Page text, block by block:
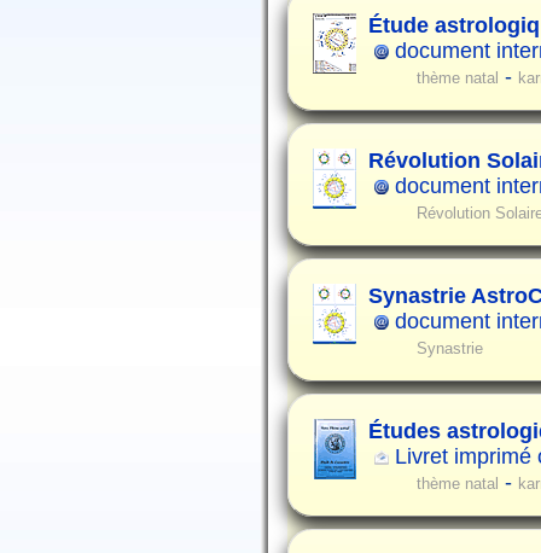
Étude
document
thème natal -
Révolution
document
Révolution
Synastrie
document
Synastrie
Études
Livret imprimé
thème natal -